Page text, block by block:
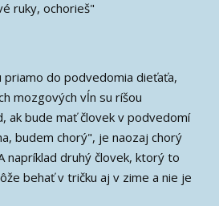
ruky, ochorieš"
do podvedomia dieťaťa,
mozgových vĺn su ríšou
ak bude mať človek v podvedomí
budem chorý", je naozaj chorý
napríklad druhý človek, ktorý to
behať v tričku aj v zime a nie je